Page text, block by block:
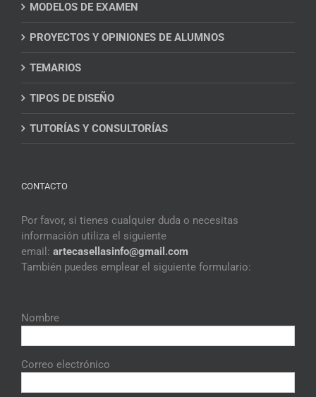
MODELOS DE EXAMEN
PROYECTOS Y OPINIONES DE ALUMNOS
TEMARIOS
TIPOS DE DISEÑO
TUTORÍAS Y CONSULTORÍAS
CONTACTO
Por favor, si tienes cualquier duda o necesitas
información utiliza el siguiente
email: artecasellasinfo@gmail.com
También puedes emplear el siguiente formulario:
Nombre
Correo electrónico